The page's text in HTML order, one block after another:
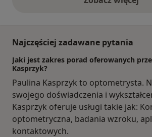
opinie
Najczęściej zadawane pytania
Jaki jest zakres porad oferowanych
Kasprzyk?
Paulina Kasprzyk to optometrysta.
swojego doświadczenia i
Kasprzyk oferuje usługi takie jak:
optometryczna, badania wzroku,
kontaktowych.